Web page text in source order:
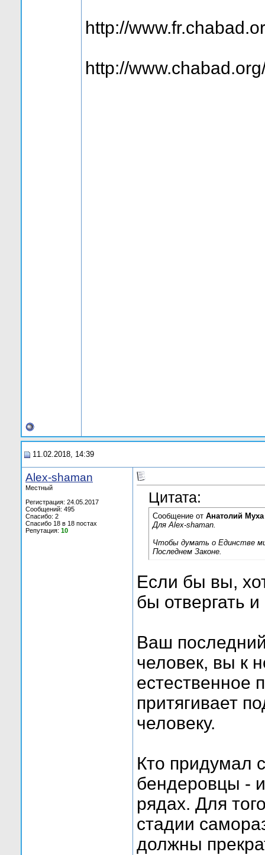
http://
http://
11.02.2018, 14:39
Alex-shaman
Местный
Регистрация: 24.05.2017
Сообщений: 495
Спасибо: 2
Спасибо 18 в 18 постах
Репутация: 10
Цитата:
Сообщение от Анатолий Муха
Для Alex-shaman.
Чтобы думать о Единстве
Последнем Законе.
Если бы вы,
бы отвергать
Ваш
человек, вы к
естественное
притягивает
человеку.
Кто придумал
бендеровцы -
рядах. Для
стадии
должны